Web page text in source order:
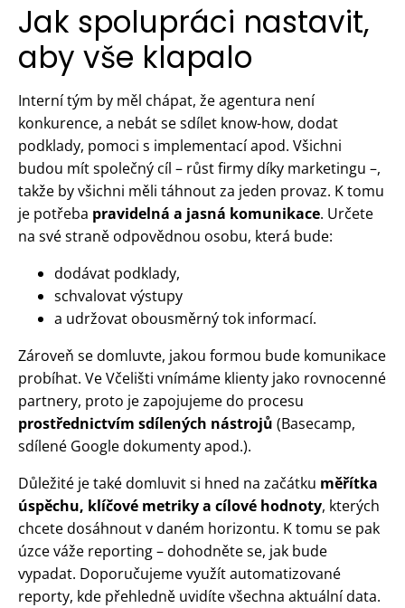
Jak spolupráci nastavit,
aby vše klapalo
Interní tým by měl chápat, že agentura není
konkurence, a nebát se sdílet know-how, dodat
podklady, pomoci s implementací apod. Všichni
budou mít společný cíl – růst firmy díky marketingu –,
takže by všichni měli táhnout za jeden provaz. K tomu
je potřeba pravidelná a jasná komunikace. Určete
na své straně odpovědnou osobu, která bude:
dodávat podklady,
schvalovat výstupy
a udržovat obousměrný tok informací.
Zároveň se domluvte, jakou formou bude komunikace
probíhat. Ve Včelišti vnímáme klienty jako rovnocenné
partnery, proto je zapojujeme do procesu
prostřednictvím sdílených nástrojů (Basecamp,
sdílené Google dokumenty apod.).
Důležité je také domluvit si hned na začátku měřítka
úspěchu, klíčové metriky a cílové hodnoty, kterých
chcete dosáhnout v daném horizontu. K tomu se pak
úzce váže reporting – dohodněte se, jak bude
vypadat. Doporučujeme využít automatizované
reporty, kde přehledně uvidíte všechna aktuální data.